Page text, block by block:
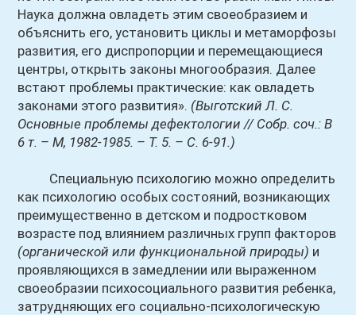
Наука должна овладеть этим своеобразием и
объяснить его, установить циклы и метаморфозы
развития, его диспропорции и перемещающиеся
центры, открыть законы многообразия. Далее
встают проблемы практические: как овладеть
законами этого развития». (Выготский Л. С.
Основные проблемы дефектологии // Собр. соч.: В
6 т. – М, 1982-1985. – Т. 5. – С. 6-91.)
Специальную психологию можно определить
как психологию особых состояний, возникающих
преимущественно в детском и подростковом
возрасте под влиянием различных групп факторов
(органической или функциональной природы) и
проявляющихся в замедлении или выраженном
своеобразии психосоциального развития ребенка,
затрудняющих его социально-психологическую